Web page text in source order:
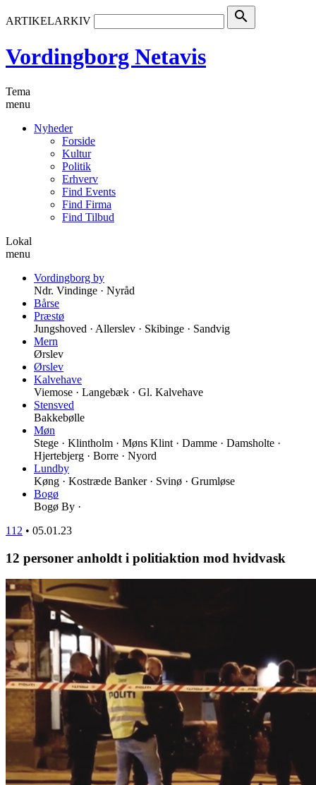
ARTIKELARKIV search
Vordingborg Netavis
Tema
menu
Nyheder
Forside
Kultur
Politik
Erhverv
Find Events
Find Firma
Find Tilbud
Lokal
menu
Vordingborg by
Ndr. Vindinge · Nyråd
Bårse
Præstø
Jungshoved · Allerslev · Skibinge · Sandvig
Mern
Ørslev
Ørslev
Kalvehave
Viemose · Langebæk · Gl. Kalvehave
Stensved
Bakkebølle
Møn
Stege · Klintholm · Møns Klint · Damme · Damsholte ·
Hjertebjerg · Borre · Nyord
Lundby
Køng · Kostræde Banker · Svinø · Grumløse
Bogø
Bogø By ·
112 • 05.01.23
12 personer anholdt i politiaktion mod hvidvask